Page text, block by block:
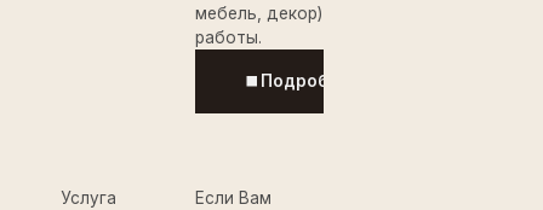
мебель, декор)
работы.
Подробнее
Услуга
Если Вам